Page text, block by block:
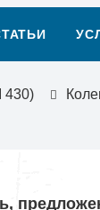
430)